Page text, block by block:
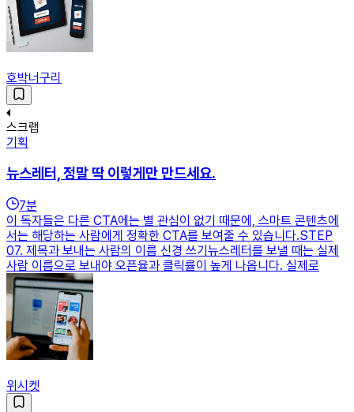
호박너구리
스크랩
기획
뉴스레터, 정말 딱 이렇게만 만드세요.
7분
이 독자들은 다른 CTA에는 별 관심이 없기 때문에, 스마트 콘텐츠에
서는 해당하는 사람에게 정확한 CTA를 보여줄 수 있습니다.STEP
07. 제목과 보내는 사람의 이름 신경 쓰기뉴스레터를 보낼 때는 실제
사람 이름으로 보내야 오픈율과 클릭률이 높게 나옵니다. 실제로
위시켓